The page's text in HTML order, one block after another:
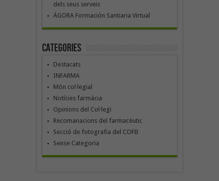
dels seus serveis
ÁGORA Formación Santiaria Virtual
Categories
Destacats
INFARMA
Món col·legial
Notícies farmàcia
Opinions del Col·legi
Recomanacions del farmacèutic
Secció de fotografia del COFB
Sense Categoria